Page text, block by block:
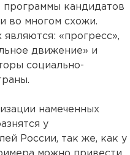
программы кандидатов
во многом схожи.
«прогресс»,
движение» и
социально-
намеченных
у
России, так же, как у